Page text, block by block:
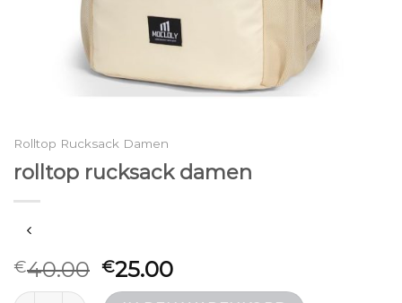
Rolltop Rucksack Damen
rolltop rucksack damen
€40.00 €25.00